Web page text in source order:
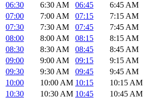
06:30
6:30 AM 06:45
6:45 AM
07:00
7:00 AM 07:15
7:15 AM
07:30
7:30 AM 07:45
7:45 AM
08:00
8:00 AM 08:15
8:15 AM
08:30
8:30 AM 08:45
8:45 AM
09:00
9:00 AM 09:15
9:15 AM
09:30
9:30 AM 09:45
9:45 AM
10:00
10:00 AM 10:15
10:15 AM
10:30
10:30 AM 10:45
10:45 AM